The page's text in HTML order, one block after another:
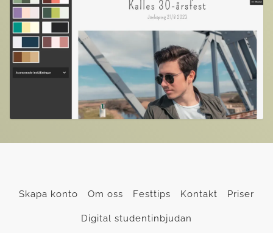
Skapa konto Om oss Festtips Kontakt Priser
Digital studentinbjudan